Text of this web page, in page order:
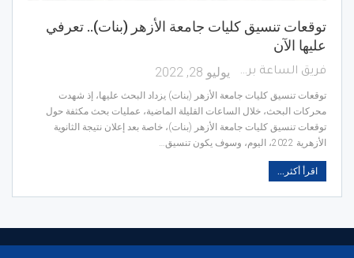
توقعات تنسيق كليات جامعة الأزهر (بنات).. تعرفي
عليها الآن
فريق الساعة برس يوليو 28, 2022
توقعات تنسيق كليات جامعة الأزهر (بنات) يزداد البحث عليها، إذ شهدت
محركات البحث، خلال الساعات القليلة الماضية، عمليات بحث مكثفة حول
توقعات تنسيق كليات جامعة الأزهر (بنات)، خاصة بعد إعلان نتيجة الثانوية
الأزهرية 2022، اليوم، وسوف يكون تنسيق…
اقرأ أكثر...